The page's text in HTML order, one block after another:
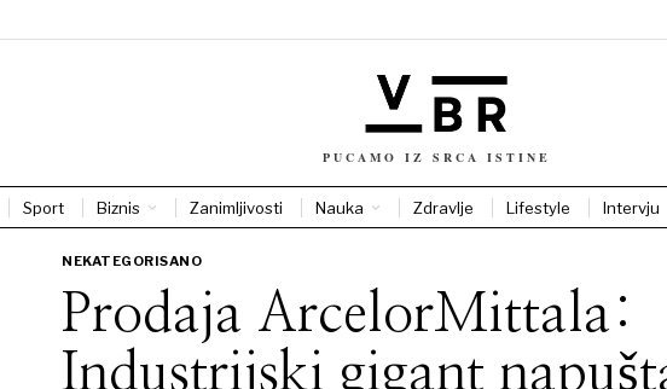
PUCAMO IZ SRCA ISTINE
Sport Biznis Zanimljivosti Nauka Zdravlje Lifestyle Intervju
NEKATEGORISANO
Prodaja ArcelorMittala:
Industrijski gigant